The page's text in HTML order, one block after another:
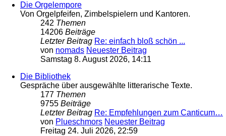
Die Orgelempore
Von Orgelpfeifen, Zimbelspielern und Kantoren.
242 Themen
14206 Beiträge
Letzter Beitrag Re: einfach bloß schön ...
von nomads Neuester Beitrag
Samstag 8. August 2026, 14:11
Die Bibliothek
Gespräche über ausgewählte litterarische Texte.
177 Themen
9755 Beiträge
Letzter Beitrag Re: Empfehlungen zum Canticum…
von Plueschmors Neuester Beitrag
Freitag 24. Juli 2026, 22:59